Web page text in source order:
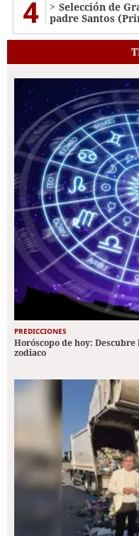
4
Selección de
padre Santos
PREDICCIONES
Horóscopo de hoy:
zodiaco